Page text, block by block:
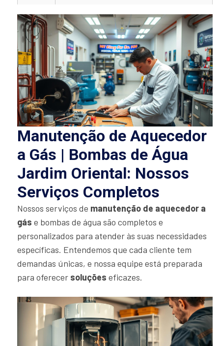
Manutenção de Aquecedor
a Gás | Bombas de Água
Jardim Oriental: Nossos
Serviços Completos
Nossos serviços de manutenção de aquecedor a
gás e bombas de água são completos e
personalizados para atender às suas necessidades
específicas. Entendemos que cada cliente tem
demandas únicas, e nossa equipe está preparada
para oferecer soluções eficazes.